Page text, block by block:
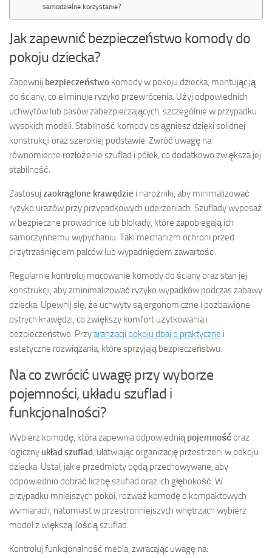
samodzielne korzystanie?
Jak zapewnić bezpieczeństwo komody do
pokoju dziecka?
Zapewnij bezpieczeństwo komody w pokoju dziecka, montując ją
do ściany, co eliminuje ryzyko przewrócenia. Użyj odpowiednich
uchwytów lub pasów zabezpieczających, szczególnie w przypadku
wysokich modeli. Stabilność komody osiągniesz dzięki solidnej
konstrukcji oraz szerokiej podstawie. Zwróć uwagę na
równomierne rozłożenie szuflad i półek, co dodatkowo zwiększa jej
stabilność.
Zastosuj zaokrąglone krawędzie i narożniki, aby minimalizować
ryzyko urazów przy przypadkowych uderzeniach. Szuflady wyposaż
w bezpieczne prowadnice lub blokady, które zapobiegają ich
samoczynnemu wypychaniu. Taki mechanizm ochroni przed
przytrzaśnięciem palców lub wypadnięciem zawartości.
Regularnie kontroluj mocowanie komody do ściany oraz stan jej
konstrukcji, aby zminimalizować ryzyko wypadków podczas zabawy
dziecka. Upewnij się, że uchwyty są ergonomiczne i pozbawione
ostrych krawędzi, co zwiększy komfort użytkowania i
bezpieczeństwo. Przyaranżacji pokoju dbaj o praktyczne i
estetyczne rozwiązania, które sprzyjają bezpieczeństwu.
Na co zwrócić uwagę przy wyborze
pojemności, układu szuflad i
funkcjonalności?
Wybierz komodę, która zapewnia odpowiednią pojemnośćoraz
logiczny układ szuflad , ułatwiając organizację przestrzeni w pokoju
dziecka. Ustal, jakie przedmioty będą przechowywane, aby
odpowiednio dobrać liczbę szuflad oraz ich głębokość. W
przypadku mniejszych pokoi, rozważ komodę o kompaktowych
wymiarach, natomiast w przestronniejszych wnętrzach wybierz
model z większą ilością szuflad.
Kontroluj funkcjonalność mebla, zwracając uwagę na: